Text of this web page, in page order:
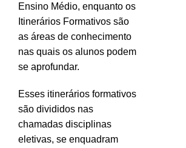
Ensino Médio, enquanto os
Itinerários Formativos são
as áreas de conhecimento
nas quais os alunos podem
se aprofundar.
Esses itinerários formativos
são divididos nas
chamadas disciplinas
eletivas, se enquadram